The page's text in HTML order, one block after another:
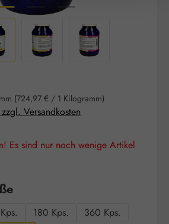
(724,97 € / 1 Kilogramm)
Versandkosten
Es sind nur noch wenige Artikel
auswählen
180 Kps.
360 Kps.